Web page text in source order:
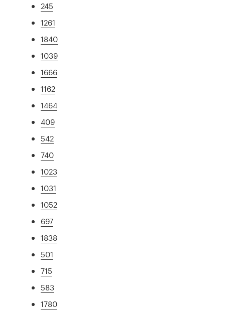
245
1261
1840
1039
1666
1162
1464
409
542
740
1023
1031
1052
697
1838
501
715
583
1780